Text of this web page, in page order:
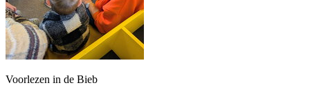
Voorlezen in de Bieb